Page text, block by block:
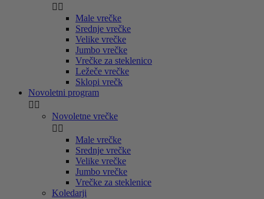
 
Male vrečke
Srednje vrečke
Velike vrečke
Jumbo vrečke
Vrečke za steklenico
Ležeče vrečke
Sklopi vrečk
Novoletni program
 
Novoletne vrečke
 
Male vrečke
Srednje vrečke
Velike vrečke
Jumbo vrečke
Vrečke za steklenice
Koledarji